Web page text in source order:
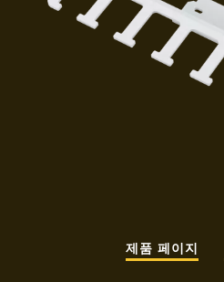
제품 페이지